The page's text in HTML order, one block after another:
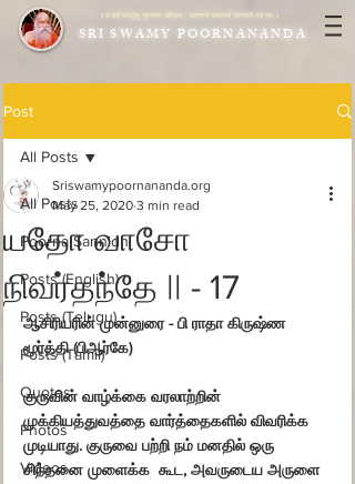
SRI SWAMY POORNANANDA
|| या देवी सर्वभूतेषु गुरुरूपेण संस्थिता। नमस्तस्यै नमस्तस्यै नमस्तस्यै नमो नमः ||
Post
All Posts
Poorna Sannidhi
Posts (English)
Posts (Telugu)
Posts (Tamil)
Quotes
Photos
Videos
All Posts
யதோ வாசோ
நிவர்தந்தே || - 17
Sriswamypoornananda.org
May 25, 2020 3 min read
ஆசிரியரின் முன்னுரை - பி ராதா கிருஷ்ண
மூர்த்தி (பிஆர்கே)
குருவின் வாழ்க்கை வரலாற்றின்
முக்கியத்துவத்தை வார்த்தைகளில் விவரிக்க
முடியாது. குருவை பற்றி நம் மனதில் ஒரு
சிந்தனை முளைக்க  கூட, அவருடைய அருளை